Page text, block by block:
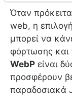
Όταν
web, η
μπορεί να
φόρτωσης και
WebP είναι
προσφέρουν
παραδοσιακά